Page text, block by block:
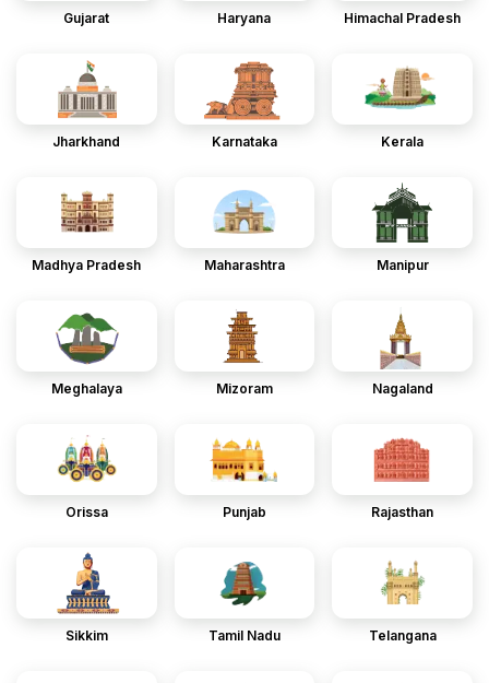
Gujarat Haryana Himachal Pradesh
Jharkhand Karnataka Kerala
Madhya Pradesh Maharashtra Manipur
Meghalaya Mizoram Nagaland
Orissa Punjab Rajasthan
Sikkim Tamil Nadu Telangana